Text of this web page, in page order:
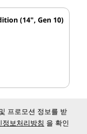
(14", Gen 10)
프로모션 정보를 받
정보처리방침 을 확인